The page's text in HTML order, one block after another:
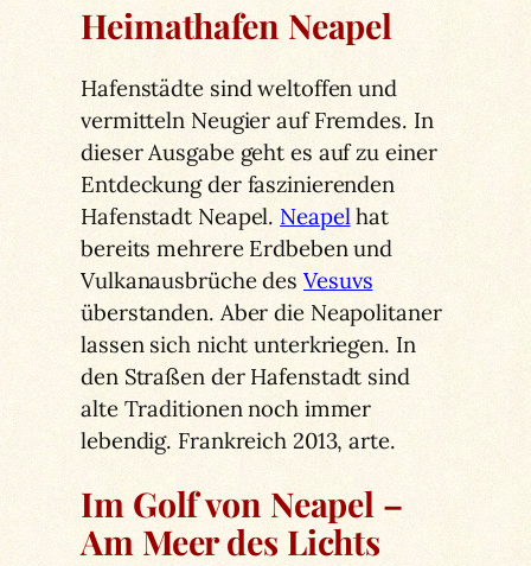
Heimathafen Neapel
Hafenstädte sind weltoffen und
vermitteln Neugier auf Fremdes. In
dieser Ausgabe geht es auf zu einer
Entdeckung der faszinierenden
Hafenstadt Neapel. Neapel hat
bereits mehrere Erdbeben und
Vulkanausbrüche des Vesuvs
überstanden. Aber die Neapolitaner
lassen sich nicht unterkriegen. In
den Straßen der Hafenstadt sind
alte Traditionen noch immer
lebendig. Frankreich 2013, arte.
Im Golf von Neapel –
Am Meer des Lichts